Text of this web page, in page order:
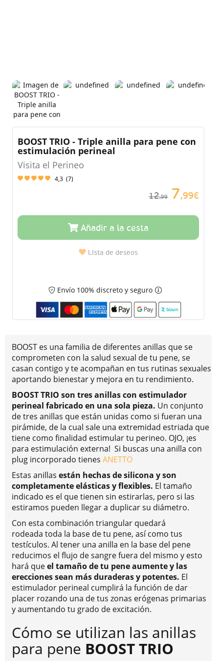
BOOST TRIO - Triple anilla para pene con
estimulación perineal
Visita el Perineo
4,3 (7)
12,99 7,99€
Añadir a la cesta
Lista de deseos
Envío 100% discreto y seguro
BOOST es una familia de diferentes anillas que se
comprometen con la salud sexual de tu pene, se
casan contigo y te acompañan en tus rutinas sexuales
aportando bienestar y mejora en tu rendimiento.
BOOST TRIO son tres anillas con estimulador
perineal fabricado en una sola pieza. Un conjunto
de tres anillas que están unidas como si fueran una
pirámide, de la cual sale una extremidad estriada que
tiene como finalidad estimular tu perineo. OJO, ¡es
para estimulación externa! Si buscas una anilla con
plug incorporado tienes ANETTO
Estas anillas están hechas de silicona y son
completamente elásticas y flexibles. El tamaño
indicado es el que tienen sin estirarlas, pero si las
estiramos pueden llegar a duplicar su diámetro.
Con esta combinación triangular quedará
rodeada toda la base de tu pene, así como tus
testículos. Al tener una anilla en la base del pene
reducimos el flujo de sangre fuera del mismo y esto
hará queel tamaño de tu pene aumente y las
erecciones sean más duraderas y potentes. El
estimulador perineal cumplirá la función de dar
placer rozando una de tus zonas erógenas primarias
y aumentando tu grado de excitación.
Cómo se utilizan las anillas
para pene BOOST TRIO